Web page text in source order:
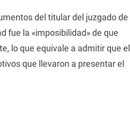
del titular del juzgado de
fue la «imposibilidad» de que
lo que equivale a admitir que el
que llevaron a presentar el